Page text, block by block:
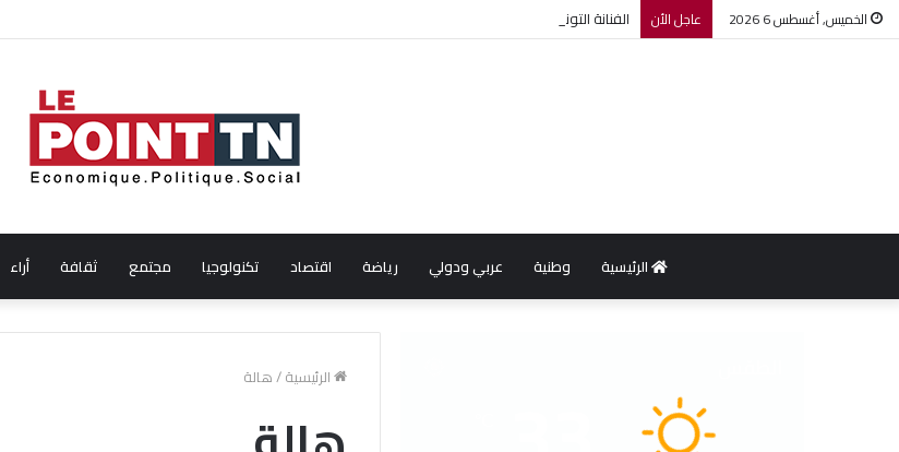
الخميس, أغسطس 6 2026 عاجل الأن الفنانة التونسية آية باللآغة تتحصل على جائزة أفضل ممثلة ضمن مهرجان عمان السينمائي الدولي
الرئيسية وطنية عربي ودولي رياضة اقتصاد تكنولوجيا مجتمع ثقافة أراء
الرئيسية/هالة